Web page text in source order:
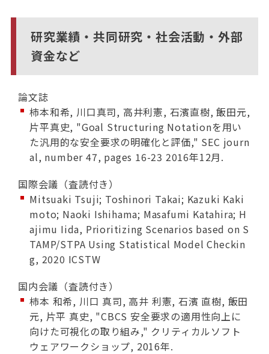
研究業績・共同研究・社会活動・外部
資金など
論文誌
柿本和希, 川口真司, 高井利憲, 石濱直樹, 飯田元,
片平真史, "Goal Structuring Notationを用い
た汎用的な安全要求の明確化と評価," SEC journ
al, number 47, pages 16-23 2016年12月.
国際会議（査読付き）
Mitsuaki Tsuji; Toshinori Takai; Kazuki Kaki
moto; Naoki Ishihama; Masafumi Katahira; H
ajimu Iida, Prioritizing Scenarios based on S
TAMP/STPA Using Statistical Model Checkin
g, 2020 ICSTW
国内会議（査読付き）
柿本 和希, 川口 真司, 高井 利憲, 石濱 直樹, 飯田
元, 片平 真史, "CBCS 安全要求の適用性向上に
向けた可視化の取り組み," クリティカルソフト
ウェアワークショップ, 2016年.